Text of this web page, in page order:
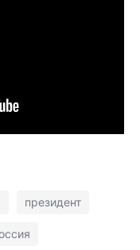
президент